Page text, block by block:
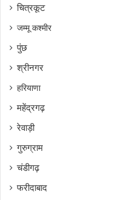
चित्रकूट
जम्मू कश्मीर
पुंछ
श्रीनगर
हरियाणा
महेंद्रगढ़
रेवाड़ी
गुरुग्राम
चंडीगढ़
फरीदाबाद